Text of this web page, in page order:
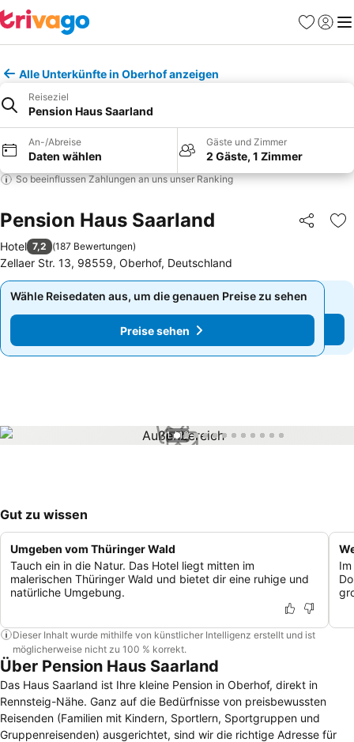
Favoriten
Alle Unterkünfte in Oberhof anzeigen
Reiseziel
Pension Haus Saarland
An-/Abreise
Daten wählen
Gäste und Zimmer
2 Gäste, 1 Zimmer
So beeinflussen Zahlungen an uns unser Ranking
Pension Haus Saarland Teilen
Hotel 7,2 (187 Bewertungen)
Zellaer Str. 13, 98559, Oberhof, Deutschland
Wähle Reisedaten aus, um die genauen Preise zu sehen
Preise sehen
Wähle Reisedaten aus, um die genauen Preise zu sehen
Preise sehen
1 / 12
Gut zu wissen
Umgeben vom Thüringer Wald
Tauch ein in die Natur. Das Hotel liegt mitten im
malerischen Thüringer Wald und bietet dir eine ruhige und
natürliche Umgebung.
Dieser Inhalt wurde mithilfe von künstlicher Intelligenz erstellt und ist
möglicherweise nicht zu 100 % korrekt.
Über Pension Haus Saarland
Das Haus Saarland ist Ihre kleine Pension in Oberhof, direkt in
Rennsteig-Nähe. Ganz auf die Bedürfnisse von preisbewussten
Reisenden (Familien mit Kindern, Sportlern, Sportgruppen und
Gruppenreisenden) ausgerichtet, sind wir die richtige Adresse für